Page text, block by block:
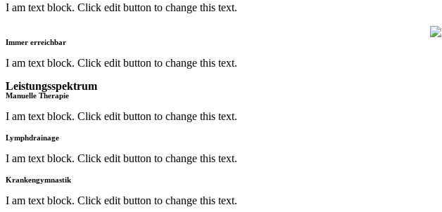
I am text block. Click edit button to change this text.
Immer erreichbar
I am text block. Click edit button to change this text.
Leistungsspektrum
Manuelle Therapie
I am text block. Click edit button to change this text.
Lymphdrainage
I am text block. Click edit button to change this text.
Krankengymnastik
I am text block. Click edit button to change this text.